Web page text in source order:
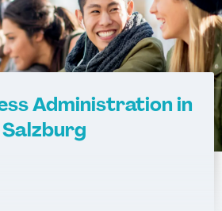
Administration in
Salzburg